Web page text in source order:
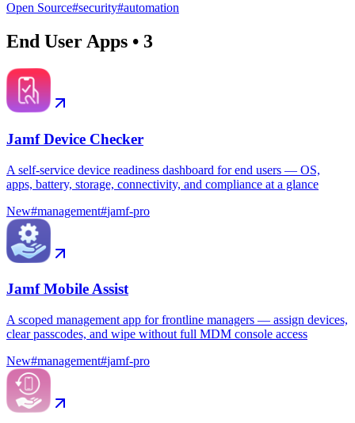
Open Source#security#automation
End User Apps • 3
Jamf Device Checker
A self-service device readiness dashboard for end users — OS,
apps, battery, storage, connectivity, and compliance at a glance
New#management#jamf-pro
Jamf Mobile Assist
A scoped management app for frontline managers — assign devices,
clear passcodes, and wipe without full MDM console access
New#management#jamf-pro